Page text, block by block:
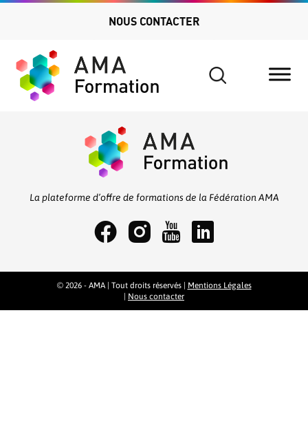
NOUS CONTACTER
Search
La plateforme d’offre de formations de la Fédération AMA
© 2026 - AMA | Tout droits réservés |
Mentions Légales
Nous contacter